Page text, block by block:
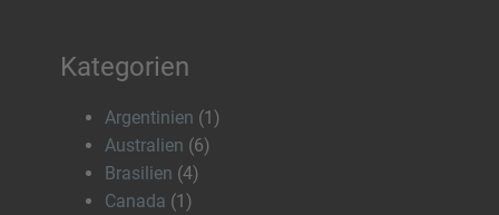
Kategorien
Argentinien (1)
Australien (6)
Brasilien (4)
Canada (1)